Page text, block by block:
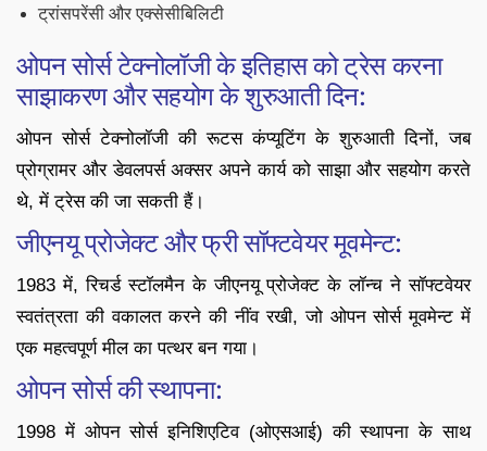
ट्रांसपरेंसी और एक्सेसीबिलिटी
ओपन सोर्स टेक्नोलॉजी के इतिहास को ट्रेस करना
साझाकरण और सहयोग के शुरुआती दिन:
ओपन सोर्स टेक्नोलॉजी की रूटस कंप्यूटिंग के शुरुआती दिनों, जब
प्रोग्रामर और डेवलपर्स अक्सर अपने कार्य को साझा और सहयोग करते
थे, में ट्रेस की जा सकती हैं।
जीएनयू प्रोजेक्ट और फ्री सॉफ्टवेयर मूवमेन्ट:
1983 में, रिचर्ड स्टॉलमैन के जीएनयू प्रोजेक्ट के लॉन्च ने सॉफ्टवेयर
स्वतंत्रता की वकालत करने की नींव रखी, जो ओपन सोर्स मूवमेन्ट में
एक महत्वपूर्ण मील का पत्थर बन गया।
ओपन सोर्स की स्थापना:
1998 में ओपन सोर्स इनिशिएटिव (ओएसआई) की स्थापना के साथ